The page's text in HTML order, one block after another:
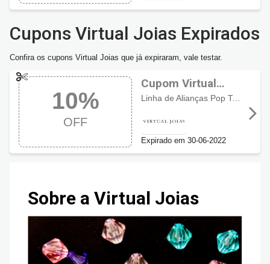
Cupons Virtual Joias Expirados
Confira os cupons Virtual Joias que já expiraram, vale testar.
10%
OFF
Cupom Virtual
Joias com 10% de
Linha de Alianças Pop Teen Deixe seu namoro bem representado com alianças cheias de estilo! Até 45% de desconto já aplicados +
Expirado em 30-06-2022
Sobre a Virtual Joias